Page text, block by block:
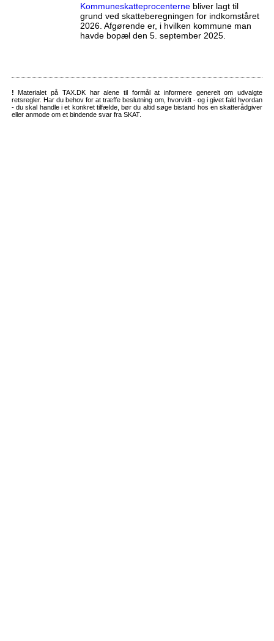
Kommuneskatte­procenternebliver lagt til
grund ved skatteberegningen for indkomståret
2026. Afgørende er, i hvilken kommune man
havde bopæl den 5. september 2025.
! Materialet på TAX.DK har alene til formål at informere generelt om udvalgte
retsregler. Har du behov for at træffe beslutning om, hvorvidt - og i givet fald hvordan
- du skal handle i et konkret tilfælde, bør du altid søge bistand hos en skatterådgiver
eller anmode om et bindende svar fra SKAT.